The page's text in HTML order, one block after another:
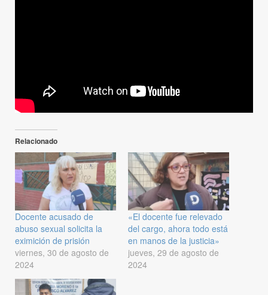
Relacionado
Docente acusado de
abuso sexual solicita la
eximición de prisión
viernes, 30 de agosto de
2024
«El docente fue relevado
del cargo, ahora todo está
en manos de la justicia»
jueves, 29 de agosto de
2024